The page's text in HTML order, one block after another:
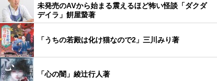
未発売のAVから始まる震えるほど怖い怪談「ダクダ
デイラ」餠屋䖸著
「うちの若殿は化け猫なので2」三川みり著
「心の闇」綾辻行人著